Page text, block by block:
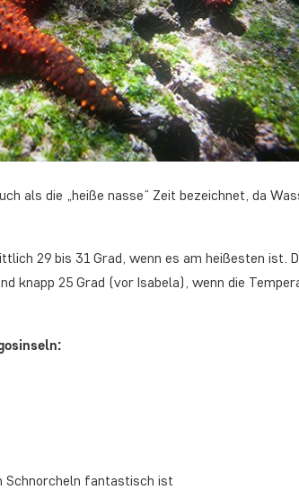
als die „heiße nasse“ Zeit bezeichnet, da
29 bis 31 Grad, wenn es am heißesten ist.
knapp 25 Grad (vor Isabela), wenn die
Schnorcheln fantastisch ist